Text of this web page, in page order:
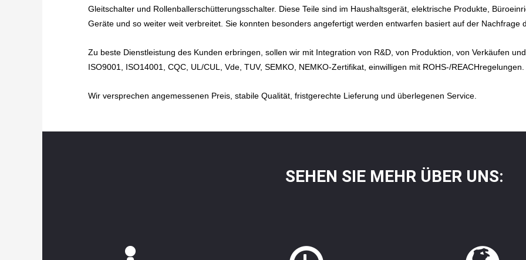
Gleitschalter und Rollenballerschütterungsschalter. Diese Teile sind im Haushaltsgerät, elektrische Produkte,
Geräte und so weiter weit verbreitet. Sie konnten besonders angefertigt werden entwarfen basiert auf der Nachfrage
Zu beste Dienstleistung des Kunden erbringen, sollen wir mit Integration von R&D, von Produktion, von Verkäufen
ISO9001, ISO14001, CQC, UL/CUL, Vde, TUV, SEMKO, NEMKO-Zertifikat, einwilligen mit ROHS-/REACHregelungen.
Wir versprechen angemessenen Preis, stabile Qualität, fristgerechte Lieferung und überlegenen Service.
SEHEN SIE MEHR ÜBER UNS: